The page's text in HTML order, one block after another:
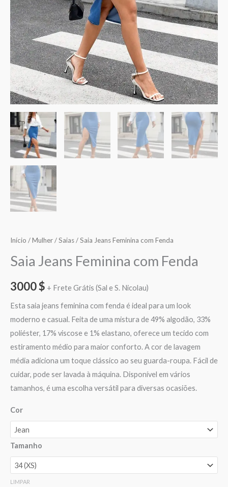
Início /Mulher/Saias/ Saia Jeans Feminina com Fenda
Saia Jeans Feminina com Fenda
3000$ + Frete Grátis (Sal e S. Nicolau)
Esta saia jeans feminina com fenda é ideal para um look
moderno e casual. Feita de uma mistura de 49% algodão, 33%
poliéster, 17% viscose e 1% elastano, oferece um tecido com
estiramento médio para maior conforto. A cor de lavagem
média adiciona um toque clássico ao seu guarda-roupa. Fácil de
cuidar, pode ser lavada à máquina. Disponível em vários
tamanhos, é uma escolha versátil para diversas ocasiões.
Cor
Tamanho
LIMPAR